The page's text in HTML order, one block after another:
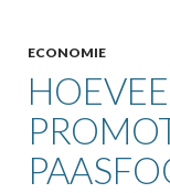
ECONOMIE